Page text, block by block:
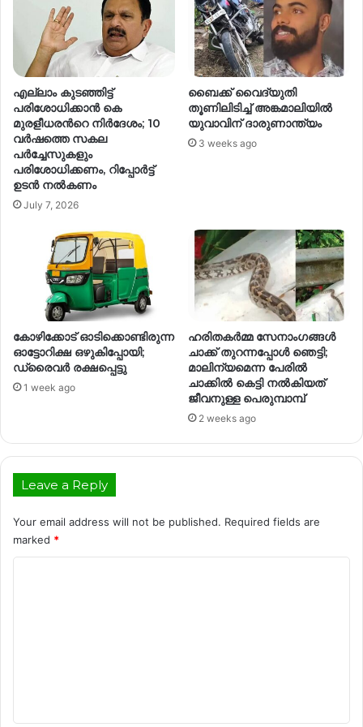
എല്ലാം കുടഞ്ഞിട്ട്
പരിശോധിക്കാൻ കെ
മുരളീധരന്‍റെ നിർദേശം; 10
വർഷത്തെ സകല
പർച്ചേസുകളും
പരിശോധിക്കണം, റിപ്പോർട്ട്
ഉടൻ നൽകണം
July 7, 2026
ബൈക്ക് വൈദ്യുതി
തൂണിലിടിച്ച് അങ്കമാലിയിൽ
യുവാവിന് ദാരുണാന്ത്യം
3 weeks ago
കോഴിക്കോട് ഓടിക്കൊണ്ടിരുന്ന
ഓട്ടോറിക്ഷ ഒഴുകിപ്പോയി;
ഡ്രൈവര്‍ രക്ഷപ്പെട്ടു
1 week ago
ഹരിതകര്‍മ്മ സേനാംഗങ്ങള്‍
ചാക്ക് തുറന്നപ്പോള്‍ ഞെട്ടി;
മാലിന്യമെന്ന പേരില്‍
ചാക്കില്‍ കെട്ടി നല്‍കിയത്
ജീവനുള്ള പെരുമ്പാമ്പ്
2 weeks ago
Leave a Reply
Your email address will not be published. Required fields are
marked *